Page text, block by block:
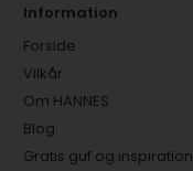
Information
Forside
Vilkår
Om HANNES
Blog
Gratis guf og inspiration